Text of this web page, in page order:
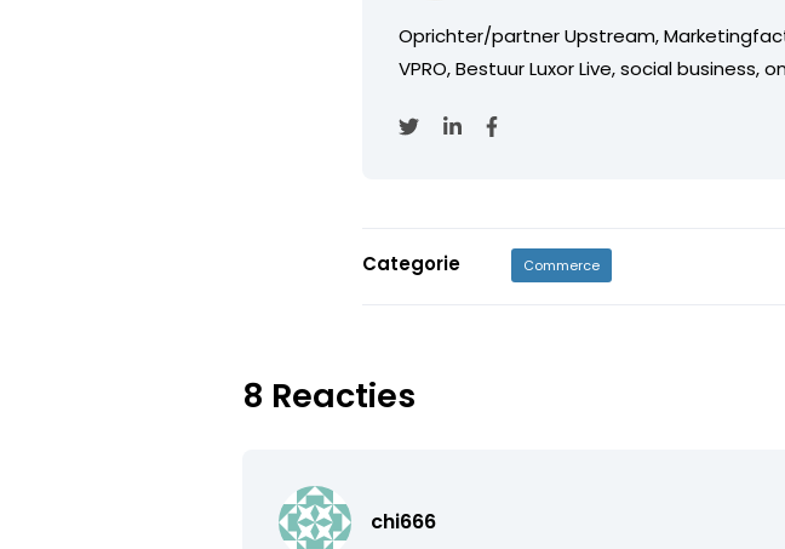
Oprichter/partner Upstream,
VPRO, Bestuur Luxor Live, social business,
Categorie Commerce
8 Reacties
chi666